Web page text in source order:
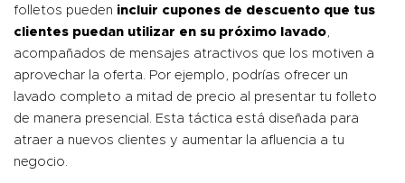
folletos pueden incluir cupones de descuento que tus
clientes puedan utilizar en su próximo lavado
acompañados de mensajes atractivos que los motiven a
aprovechar la oferta. Por ejemplo, podrías ofrecer un
lavado completo a mitad de precio al presentar tu folleto
de manera presencial. Esta táctica está diseñada para
atraer a nuevos clientes y aumentar la afluencia a tu
negocio.